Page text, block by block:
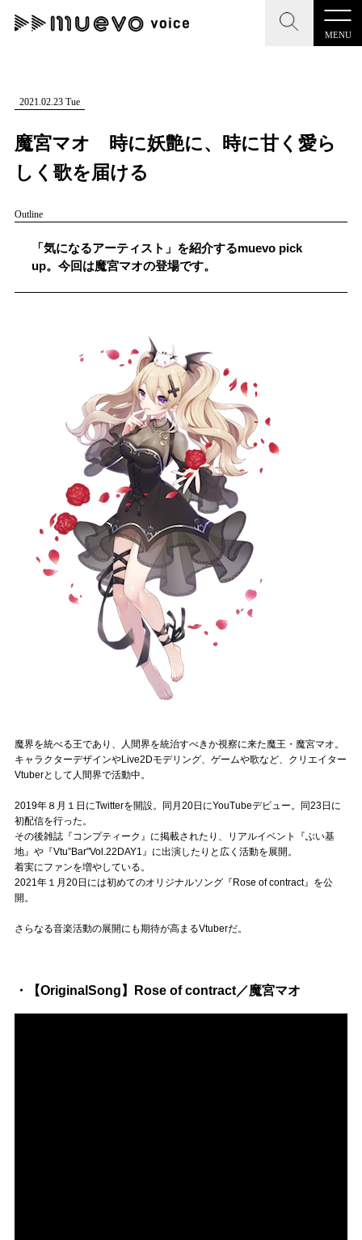
MENU
CLOSE
記事を検索する
人気ワード
#男性SSW #ポップス #女性SSW
CLOSE
"読者の声を形にする”音楽特化メディア
MENU
記事一覧
muevoクラウドファンディング
muevoコミュニティ
ぶいクラ！by muevo
ぶいコミュ！by muevo
ぶいマガ！ by muevo
2021.02.23 Tue
魔宮マオ 時に妖艶に、時に甘く愛ら
しく歌を届ける
Outline
「気になるアーティスト」を紹介するmuevo pick
up。今回は魔宮マオの登場です。
魔界を統べる王であり、人間界を統治すべきか視察に来た魔王・魔宮マオ。
キャラクターデザインやLive2Dモデリング、ゲームや歌など、クリエイター
Vtuberとして人間界で活動中。
2019年８月１日にTwitterを開設。同月20日にYouTubeデビュー。同23日に
初配信を行った。
その後雑誌『コンプティーク』に掲載されたり、リアルイベント『ぶい基
地』や『Vtu”Bar"Vol.22DAY1』に出演したりと広く活動を展開。
着実にファンを増やしている。
2021年１月20日には初めてのオリジナルソング『Rose of contract』を公
開。
さらなる音楽活動の展開にも期待が高まるVtuberだ。
・【OriginalSong】Rose of contract／魔宮マオ